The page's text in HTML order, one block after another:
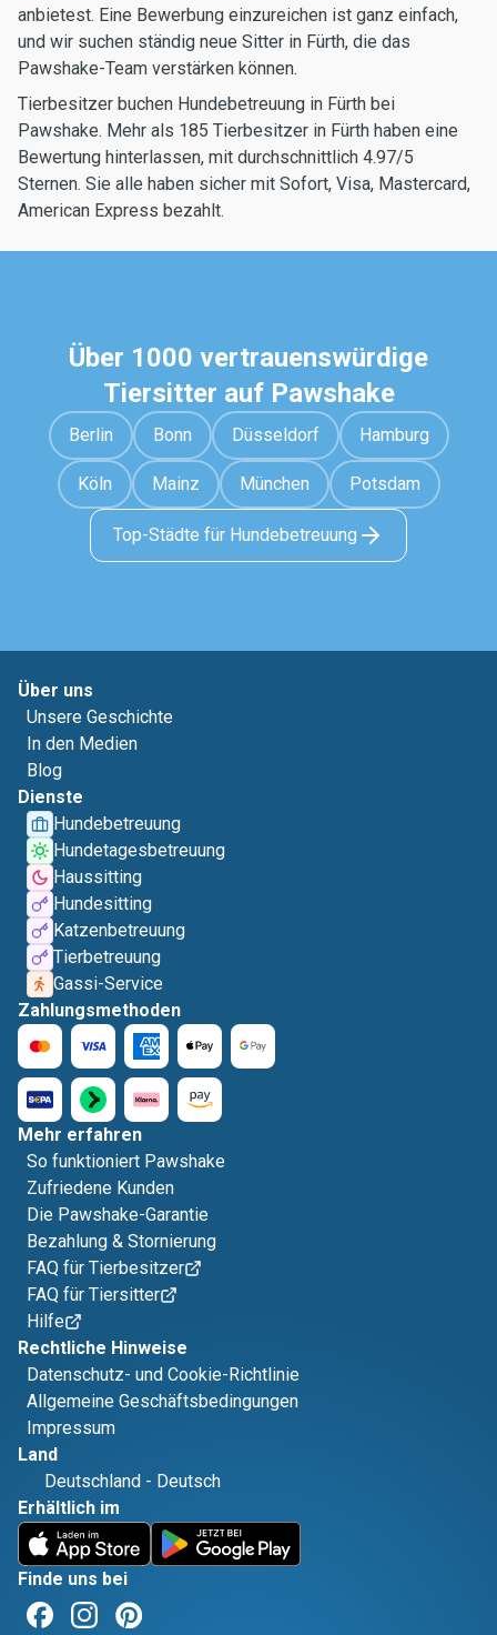
anbietest. Eine Bewerbung einzureichen ist ganz einfach,
und wir suchen ständig neue Sitter in Fürth, die das
Pawshake-Team verstärken können.
Tierbesitzer buchen Hundebetreuung in Fürth bei
Pawshake. Mehr als 185 Tierbesitzer in Fürth haben eine
Bewertung hinterlassen, mit durchschnittlich 4.97/5
Sternen. Sie alle haben sicher mit Sofort, Visa, Mastercard,
American Express bezahlt.
Über 1000 vertrauenswürdige
Tiersitter auf Pawshake
Berlin Bonn Düsseldorf Hamburg
Köln Mainz München Potsdam
Top-Städte für Hundebetreuung
Über uns
Unsere Geschichte
In den Medien
Blog
Dienste
Hundebetreuung
Hundetagesbetreuung
Haussitting
Hundesitting
Katzenbetreuung
Tierbetreuung
Gassi-Service
Zahlungsmethoden
Mehr erfahren
So funktioniert Pawshake
Zufriedene Kunden
Die Pawshake-Garantie
Bezahlung & Stornierung
FAQ für Tierbesitzer
FAQ für Tiersitter
Hilfe
Rechtliche Hinweise
Datenschutz- und Cookie-Richtlinie
Allgemeine Geschäftsbedingungen
Impressum
Land
Deutschland - Deutsch
Erhältlich im
Finde uns bei